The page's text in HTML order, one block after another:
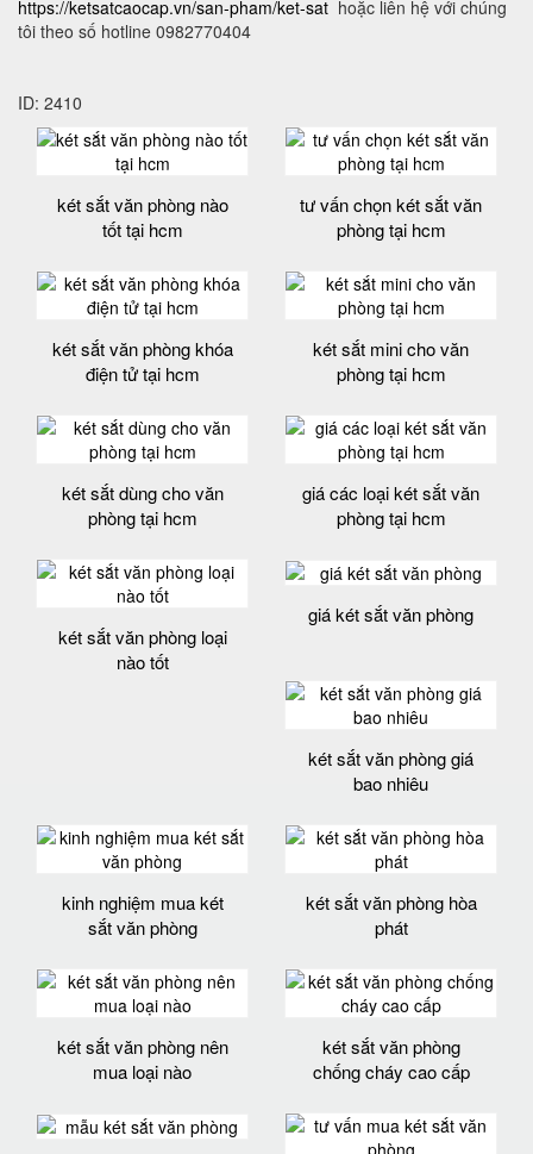
https://ketsatcaocap.vn/san-pham/ket-sat hoặc liên hệ với chúng
tôi theo số hotline 0982770404
ID: 2410
két sắt văn phòng nào
tốt tại hcm
tư vấn chọn két sắt văn
phòng tại hcm
két sắt văn phòng khóa
điện tử tại hcm
két sắt mini cho văn
phòng tại hcm
két sắt dùng cho văn
phòng tại hcm
giá các loại két sắt văn
phòng tại hcm
két sắt văn phòng loại
nào tốt
giá két sắt văn phòng
két sắt văn phòng giá
bao nhiêu
kinh nghiệm mua két
sắt văn phòng
két sắt văn phòng hòa
phát
két sắt văn phòng nên
mua loại nào
két sắt văn phòng
chống cháy cao cấp